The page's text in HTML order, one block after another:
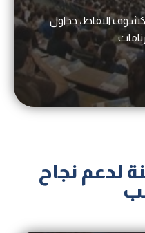
النقاط، جداول
.
لدعم نجاح